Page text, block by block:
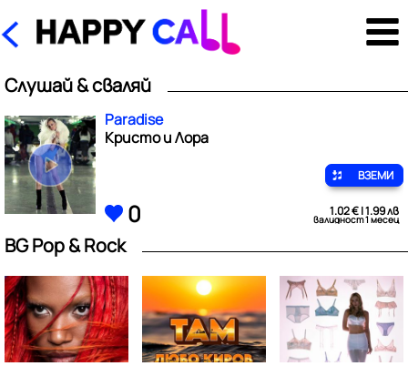
Слушай & сваляй
Paradise
Кристо и Лора
ВЗЕМИ
0 1.02 € | 1.99 лв
валидност 1 месец
BG Pop & Rock